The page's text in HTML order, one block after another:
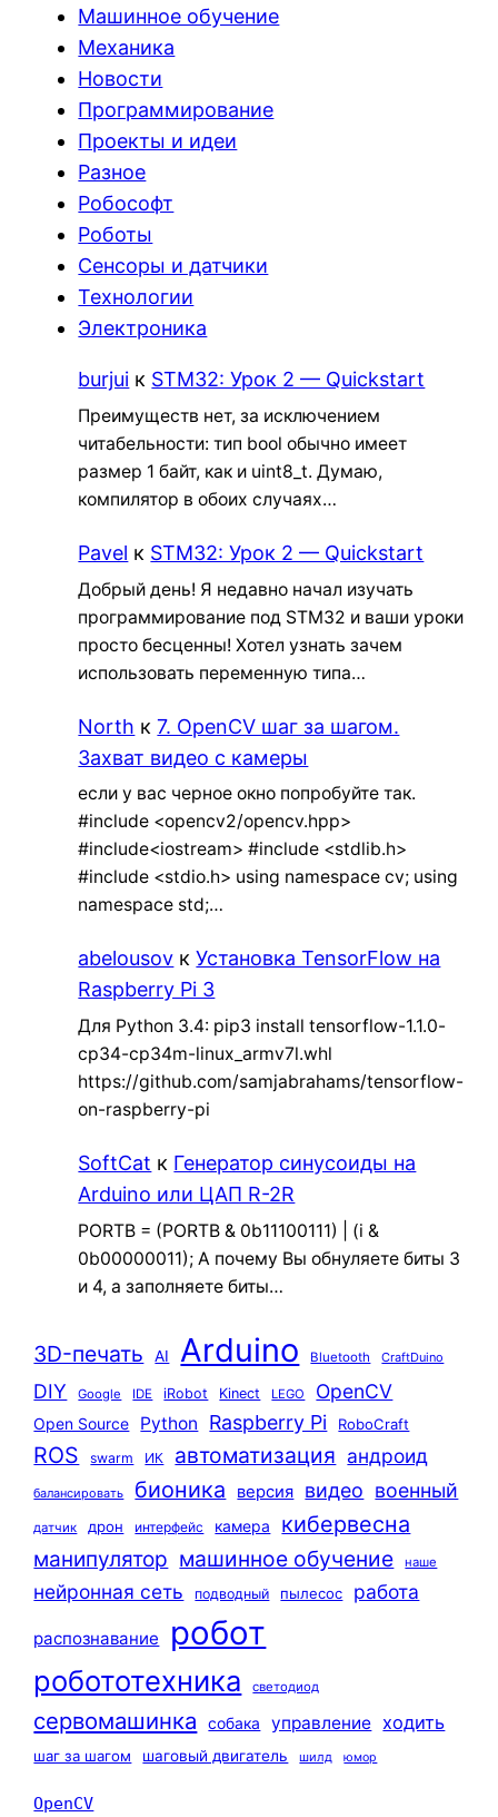
Машинное обучение
Механика
Новости
Программирование
Проекты и идеи
Разное
Робософт
Роботы
Сенсоры и датчики
Технологии
Электроника
burjui к STM32: Урок 2 — Quickstart
Преимуществ нет, за исключением
читабельности: тип bool обычно имеет
размер 1 байт, как и uint8_t. Думаю,
компилятор в обоих случаях…
Pavel к STM32: Урок 2 — Quickstart
Добрый день! Я недавно начал изучать
программирование под STM32 и ваши уроки
просто бесценны! Хотел узнать зачем
использовать переменную типа…
North к7. OpenCV шаг за шагом.
Захват видео с камеры
если у вас черное окно попробуйте так.
#include <opencv2/opencv.hpp>
#include<iostream> #include <stdlib.h>
#include <stdio.h> using namespace cv; using
namespace std;…
abelousov кУстановка TensorFlow на
Raspberry Pi 3
Для Python 3.4: pip3 install tensorflow-1.1.0-
cp34-cp34m-linux_armv7l.whl
https://github.com/samjabrahams/tensorflow-
on-raspberry-pi
SoftCat к Генератор синусоиды на
Arduino или ЦАП R-2R
PORTB = (PORTB & 0b11100111) | (i &
0b00000011); А почему Вы обнуляете биты 3
и 4, а заполняете биты…
3D-печать AI Arduino Bluetooth CraftDuino
DIY Google IDE iRobot Kinect LEGO OpenCV
Open Source Python Raspberry Pi RoboCraft
ROS swarm ИК автоматизация андроид
балансировать бионика версия видео военный
датчик дрон интерфейс камера кибервесна
манипулятор машинное обучение наше
нейронная сеть подводный пылесос работа
распознавание робот
робототехника светодиод
сервомашинка собака управление ходить
шаг за шагом шаговый двигатель шилд юмор
OpenCV